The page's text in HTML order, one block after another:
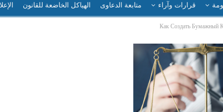
قرارات وآراء متابعة الدعاوى الهياكل الخاضعة للقانون
Как Создать Бумажный